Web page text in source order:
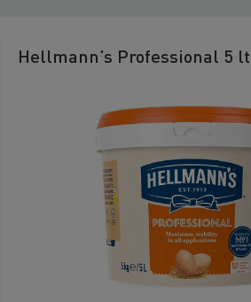
Hellmann’s Professional 5 lt